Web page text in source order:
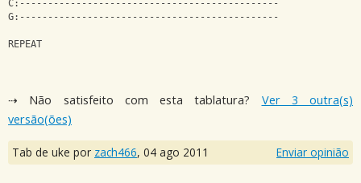
C:----------------------------------------------
G:----------------------------------------------
REPEAT
⇢ Não satisfeito com esta tablatura? Ver 3 outra(s)
versão(ões)
Tab de uke por zach466, 04 ago 2011 Enviar opinião